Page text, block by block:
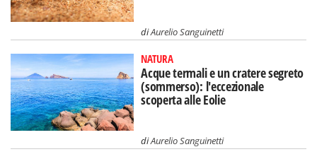
diAurelio Sanguinetti
NATURA
Acque termali e un cratere segreto
(sommerso): l'eccezionale
scoperta alle Eolie
diAurelio Sanguinetti